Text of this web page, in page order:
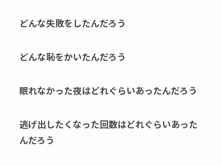
どんな失敗をしたんだろう
どんな恥をかいたんだろう
眠れなかった夜はどれぐらいあったんだろう
逃げ出したくなった回数はどれぐらいあった
んだろう